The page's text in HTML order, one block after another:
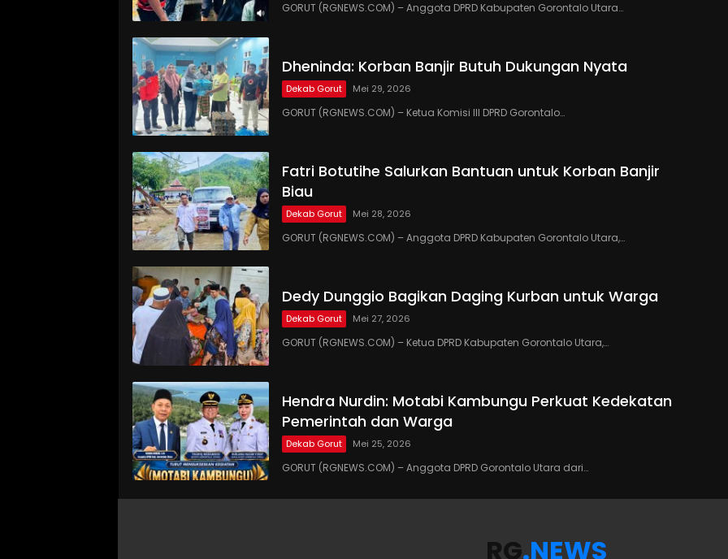
GORUT (RGNEWS.COM) – Anggota DPRD Kabupaten Gorontalo Utara…
Dheninda: Korban Banjir Butuh Dukungan Nyata
Dekab Gorut Mei 29, 2026
GORUT (RGNEWS.COM) – Ketua Komisi III DPRD Gorontalo…
Fatri Botutihe Salurkan Bantuan untuk Korban Banjir
Biau
Dekab Gorut Mei 28, 2026
GORUT (RGNEWS.COM) – Anggota DPRD Kabupaten Gorontalo Utara,…
Dedy Dunggio Bagikan Daging Kurban untuk Warga
Dekab Gorut Mei 27, 2026
GORUT (RGNEWS.COM) – Ketua DPRD Kabupaten Gorontalo Utara,…
Hendra Nurdin: Motabi Kambungu Perkuat Kedekatan
Pemerintah dan Warga
Dekab Gorut Mei 25, 2026
GORUT (RGNEWS.COM) – Anggota DPRD Gorontalo Utara dari…
RG.NEWS